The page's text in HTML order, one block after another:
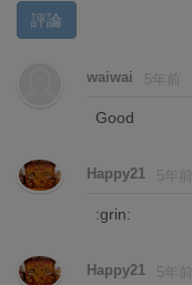
評論
waiwai 5年前
Good
Happy21 5年前
:grin:
Happy21 5年前